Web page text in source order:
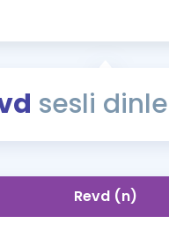
sesli dinle
Revd (n)